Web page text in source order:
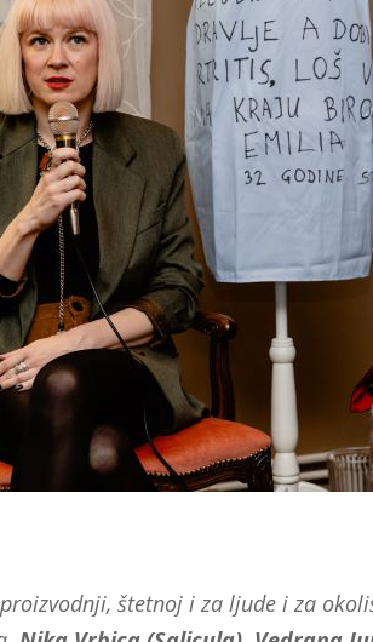
štetnoj i za ljude i za